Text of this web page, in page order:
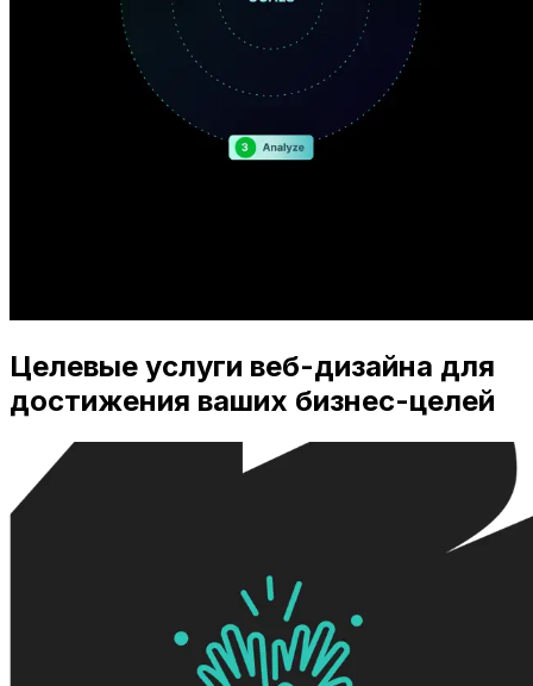
Целевые услуги веб-дизайна для
достижения ваших бизнес-целей